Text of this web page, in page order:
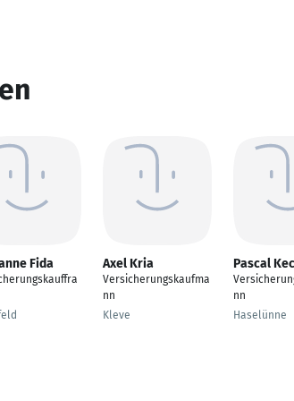
Fida Axel Kria
Versicherungskaufma
nn
Kleve
Pascal Keck
nn
Haselünne